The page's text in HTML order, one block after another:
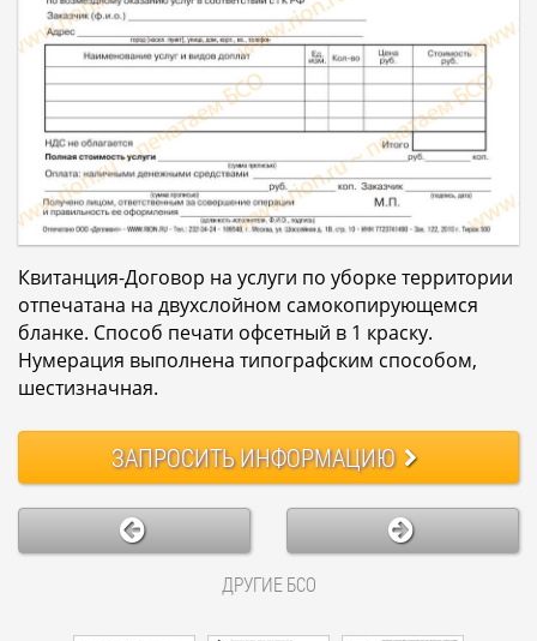
Квитанция-Договор на услуги по уборке территории
отпечатана на двухслойном самокопирующемся
бланке. Способ печати офсетный в 1 краску.
Нумерация выполнена типографским способом,
шестизначная.
ЗАПРОСИТЬИНФОРМАЦИЮ
ДРУГИЕ БСО